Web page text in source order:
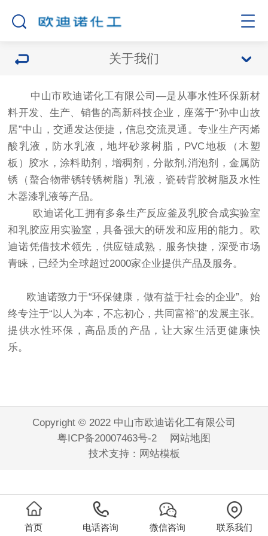
关于我们
中山市欧迪诺化工有限公司—是从事水性环保新材
料开发、生产、销售的高新科技企业，座落于“孙中山故
居”中山，交通发达便捷，信息交流灵通。专业生产丙烯
酸乳液，防水乳液，地坪砂浆树脂，PVC地板（木塑
板）胶水，涂料助剂，增稠剂，分散剂,消泡剂，金属防
锈（螯合物带锈转锈树脂）乳液，瓷砖背胶树脂及水性
木器漆乳液等产品。
欧迪诺化工拥有多条生产反应釜及乳胶合成实验室
和乳胶应用实验室，具备强大的研发和应用的能力。欧
迪诺凭借技术领先，供应链成熟，服务快捷，深受市场
青睐，已经为全球超过2000家企业提供产品及服务。
欧迪诺致力于“环保健康，做有益于社会的企业”。始
终专注于“以人为本，不忘初心，共同富裕”的发展主张。
提供水性环保，高品质的产品，让大家生活更健康快
乐。
Copyright © 2022 中山市欧迪诺化工有限公司
粤ICP备20007463号-2
网站地图
技术支持： 网站模板
首页 电话咨询 微信咨询 联系我们